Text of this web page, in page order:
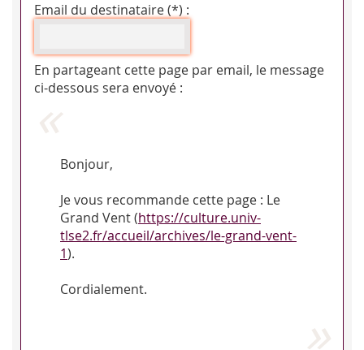
Email du destinataire (*) :
En partageant cette page par email, le message
ci-dessous sera envoyé :
Bonjour,
Je vous recommande cette page : Le
Grand Vent (https://culture.univ-
tlse2.fr/accueil/archives/le-grand-vent-
1).
Cordialement.